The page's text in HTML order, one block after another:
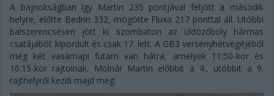
A bajnokságban így Martin 235 pontjával feljött a második
helyre, előtte Bedrin 332, mögötte Fluxa 217 ponttal áll. Utóbbi
balszerencsésen jött ki szombaton az üldözőboly hármas
csatájából: kipördült és csak 17. lett. A GB3 versenyhétvégéjéből
még két vasárnapi futam van hátra, amelyek 11:50-kor és
16:15-kor rajtolnak. Molnár Martin előbbit a 4., utóbbit a 9.
rajthelyről kezdi majd meg.